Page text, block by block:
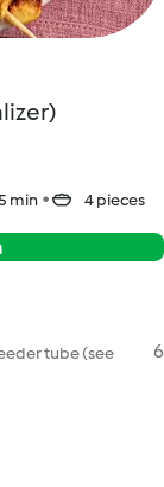
min 4 pieces
tube (see
6